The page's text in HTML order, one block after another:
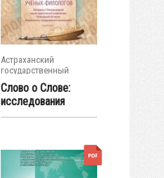
Астраханский
государственный
университет
Слово о Слове:
исследования
молодых ученых-...